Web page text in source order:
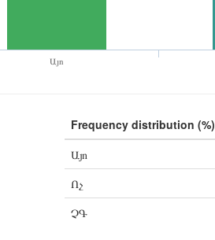
Այո
Frequency distribution (%)
Այո
Ոչ
ՉԳ